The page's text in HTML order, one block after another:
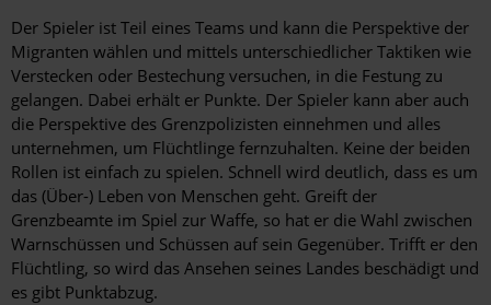
Der Spieler ist Teil eines Teams und kann die Perspektive der
Migranten wählen und mittels unterschiedlicher Taktiken wie
Verstecken oder Bestechung versuchen, in die Festung zu
gelangen. Dabei erhält er Punkte. Der Spieler kann aber auch
die Perspektive des Grenzpolizisten einnehmen und alles
unternehmen, um Flüchtlinge fernzuhalten. Keine der beiden
Rollen ist einfach zu spielen. Schnell wird deutlich, dass es um
das (Über-) Leben von Menschen geht. Greift der
Grenzbeamte im Spiel zur Waffe, so hat er die Wahl zwischen
Warnschüssen und Schüssen auf sein Gegenüber. Trifft er den
Flüchtling, so wird das Ansehen seines Landes beschädigt und
es gibt Punktabzug.